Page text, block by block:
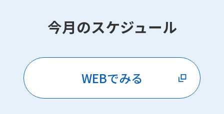
今月のスケジュール
WEBでみる